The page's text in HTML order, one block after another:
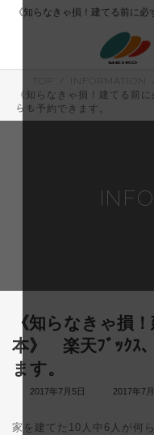
ッ
移
《知らなきゃ損！建てる前に
TOP INFORMATION
《知らなきゃ損！建てる前
らも予約できます。
《知らなきゃ損
本》 楽天ﾌﾞｯｸｽ
ます。
2017年7月5日
最
新
2017年7
家を建てた10人中6人が何